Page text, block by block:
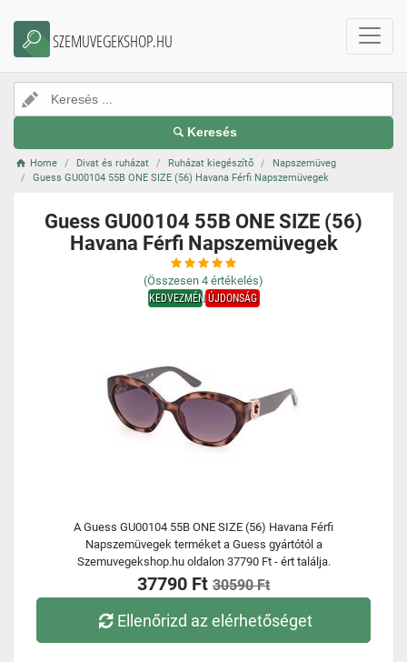
SZEMUVEGEKSHOP.HU
Keresés
Home Divat és ruházat Ruházat kiegészítő
Napszemüveg
Guess GU00104 55B ONE SIZE (56) Havana Férfi Napszemüvegek
Guess GU00104 55B ONE SIZE (56)
Havana Férfi Napszemüvegek
(Összesen 4 értékelés)
KEDVEZMÉNYÚJDONSÁG
A Guess GU00104 55B ONE SIZE (56) Havana Férfi
Napszemüvegek terméket a Guess gyártótól a
Szemuvegekshop.hu oldalon 37790 Ft - ért találja.
37790 Ft 30590 Ft
Ellenőrizd az elérhetőséget